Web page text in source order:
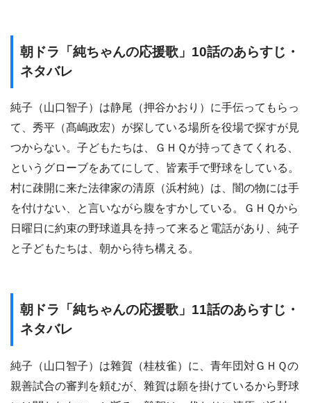
朝ドラ「純ちゃんの応援歌」10話のあらすじ・
ネタバレ
純子（山口智子）は静尾（押谷かおり）に手伝ってもらっ
て、秀平（髙嶋政宏）が探している場所を役場で探すが見
つからない。子どもたちは、ＧＨＱが持ってきてくれる、
というグローブをあてにして、皆素手で野球をしている。
村に疎開に来た法律家の清原（浜村純）は、闇の物には手
を付けない、と言いながら腹をすかしている。ＧＨＱから
日曜日に約束の野球道具を持って来ると電話があり、純子
と子どもたちは、朝から待ち構える。
朝ドラ「純ちゃんの応援歌」11話のあらすじ・
ネタバレ
純子（山口智子）は雜賀（桂枝雀）に、青年団対ＧＨＱの
親善試合の審判を頼むが、雜賀は願を掛けているから野球